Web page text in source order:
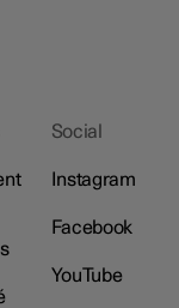
Social
Instagram
Facebook
YouTube